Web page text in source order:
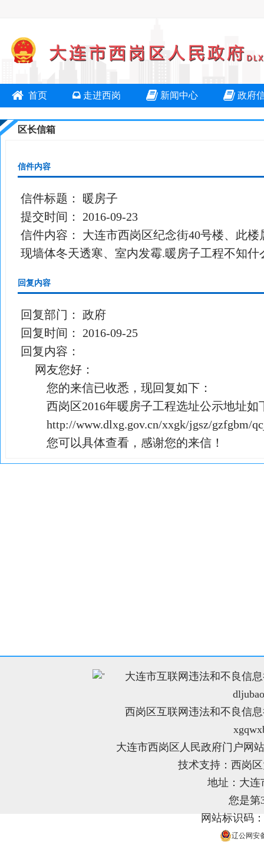
首页 走进西岗 新闻中心 政府
区长信箱
信件内容
信件标题：
暖房子
提交时间：
2016-09-23
信件内容：
大连市西岗区纪念街40号楼、此楼
现墙体冬天透寒、室内发霉.暖房子工程不知
回复内容
回复部门： 政府
回复时间：
2016-09-25
回复内容：
网友您好：
您的来信已收悉，现回复如下：
西岗区2016年暖房子工程选址公示地址如
http://www.dlxg.gov.cn/xxgk/jgsz/gzfgbm/
您可以具体查看，感谢您的来信！
"
大连市互联网违法和不良信
西岗区互联网违法和不良信
大连市西岗区人民政府门户网
技术支持：西岗
地址：大连
您是第
网站标识码
辽公网安